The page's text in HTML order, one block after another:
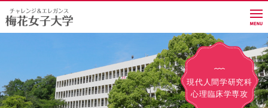
大学紹介
現代人間学研究科
心理臨床学専攻